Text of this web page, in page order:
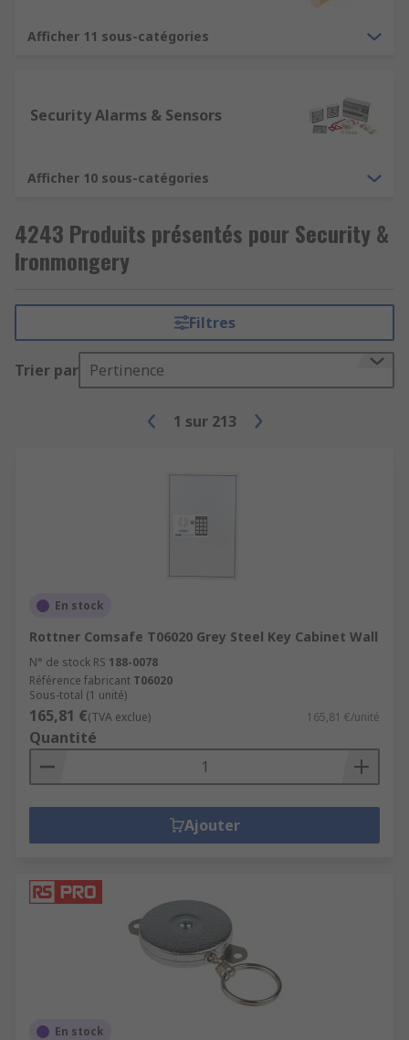
Afficher 11 sous-catégories
Security Alarms & Sensors
Afficher 10 sous-catégories
4243 Produits présentés pour Security &
Ironmongery
Filtres
Trier par Pertinence
1 sur 213
En stock
Rottner Comsafe T06020 Grey Steel Key Cabinet Wall
N° de stock RS 188-0078
Référence fabricant T06020
Sous-total (1 unité)
165,81 €(TVA exclue) 165,81 €/unité
Quantité
Ajouter
En stock